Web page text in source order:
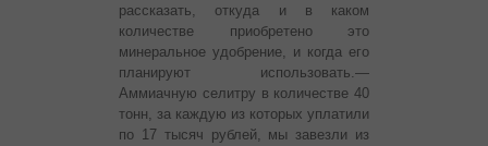
рассказать, откуда и в каком
количестве приобретено это
минеральное удобрение, и когда его
планируют использовать.—
Аммиачную селитру в количестве 40
тонн, за каждую из которых уплатили
по 17 тысяч рублей, мы завезли из